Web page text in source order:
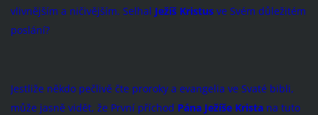
vlivnějším a ničivějším. Selhal Ježíš Kristusve Svém důležitém
poslání?
Jestliže někdo pečlivě čte proroky a evangelia ve Svaté bibli,
může jasně vidět, že První příchod Pána Ježíše Kristana tuto